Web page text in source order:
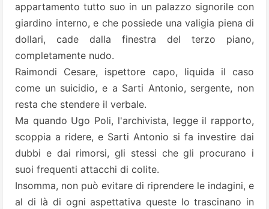
appartamento tutto suo in un palazzo signorile con
giardino interno, e che possiede una valigia piena di
dollari, cade dalla finestra del terzo piano,
completamente nudo.
Raimondi Cesare, ispettore capo, liquida il caso
come un suicidio, e a Sarti Antonio, sergente, non
resta che stendere il verbale.
Ma quando Ugo Poli, l'archivista, legge il rapporto,
scoppia a ridere, e Sarti Antonio si fa investire dai
dubbi e dai rimorsi, gli stessi che gli procurano i
suoi frequenti attacchi di colite.
Insomma, non può evitare di riprendere le indagini, e
al di là di ogni aspettativa queste lo trascinano in